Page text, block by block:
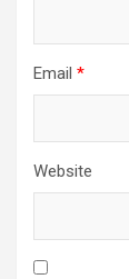
Email *
Website